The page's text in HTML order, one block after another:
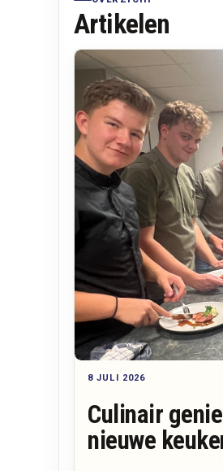
Artikelen
8 JULI 2026
Culinair
nieuwe